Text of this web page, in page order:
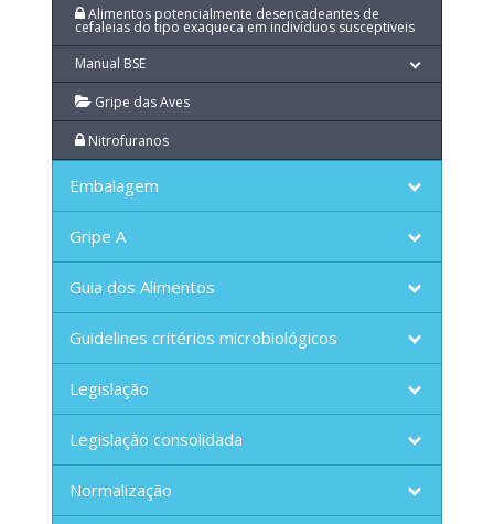
Alimentos potencialmente desencadeantes de
cefaleias do tipo exaqueca em indivíduos susceptiveis
Manual BSE
Gripe das Aves
Nitrofuranos
Embalagem
Gripe A
Guia dos Alimentos
Guidelines critérios microbiológicos
Legislação
Legislação consolidada
Normalização